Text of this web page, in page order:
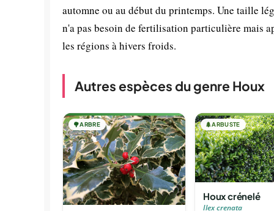
automne ou au début du printemps. Une taille
n'a pas besoin de fertilisation particulière mais
les régions à hivers froids.
Autres espèces du genre Houx
🌳ARBRE 🌲ARBUSTE
Houx crénelé
Ilex crenata